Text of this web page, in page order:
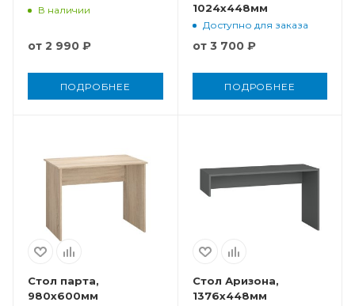
В наличии
от 2 990 ₽
ПОДРОБНЕЕ
1024x448мм
Доступно для заказа
от 3 700 ₽
ПОДРОБНЕЕ
Стол парта,
980x600мм
Стол Аризона,
1376x448мм